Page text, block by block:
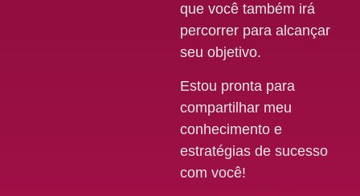
que você também irá
percorrer para alcançar
seu objetivo.
Estou pronta para
compartilhar meu
conhecimento e
estratégias de sucesso
com você!